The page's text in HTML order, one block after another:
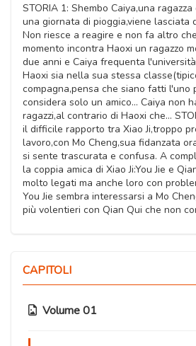
STORIA 1: Shembo Caiya,una
una giornata di pioggia,viene lasciata
Non riesce a reagire e non fa altro
momento incontra Haoxi un ragazzo
due anni e Caiya frequenta
Haoxi sia nella sua stessa
compagna,pensa che siano fatti l'uno
considera solo un amico... Caiya non
ragazzi,al contrario di Haoxi che...
il difficile rapporto tra Xiao Ji,troppo
lavoro,con Mo Cheng,sua fidanzata
si sente trascurata e confusa. A
la coppia amica di Xiao Ji:You Jie e
molto legati ma anche loro con
You Jie sembra interessarsi a Mo
più volentieri con Qian Qui che non
CAPITOLI
Volume 01